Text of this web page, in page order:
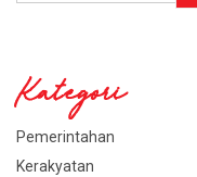
Kategori
Pemerintahan
Kerakyatan